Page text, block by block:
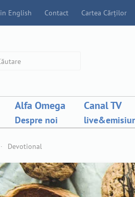
in English Contact Cartea Cărților
Alfa Omega
Despre noi
Canal TV
Devotional